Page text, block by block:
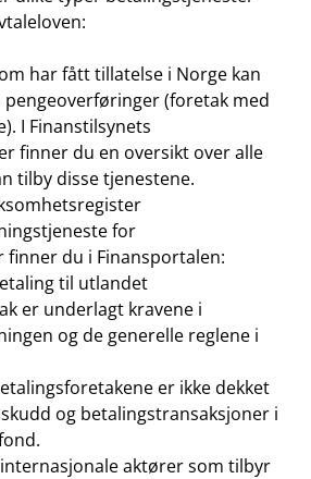
har fått tillatelse i Norge kan
(foretak med
I Finanstilsynets
finner du en oversikt over alle
tilby disse tjenestene.
for
finner du i Finansportalen:
til utlandet
er underlagt kravene i
og de generelle reglene i
er ikke dekket
og betalingstransaksjoner i
aktører som tilbyr